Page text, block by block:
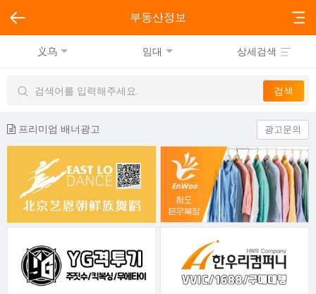
부동산정보
义乌 임대 상세검색
프리미엄 배너광고 광고문의